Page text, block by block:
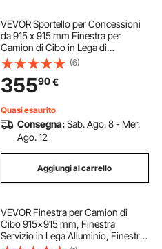
VEVOR Sportello per Concessioni
da 915 x 915 mm Finestra per
Camion di Cibo in Lega di
Alluminio, Apertura Fino a 85 Gradi
con 4 Finestre Scorrevoli, Porta a
Tenda e Gancio di Traino
(6)
35590€
Quasi esaurito
Consegna:Sab. Ago. 8 - Mer.
Ago. 12
Aggiungi al carrello
VEVOR Finestra per Camion di
Cibo 915x915 mm, Finestra
Servizio in Lega Alluminio, Finestra